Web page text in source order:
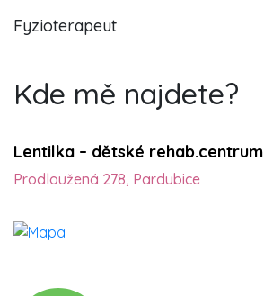
Fyzioterapeut
Kde mě najdete?
Lentilka – dětské rehab.centrum
Prodloužená 278, Pardubice